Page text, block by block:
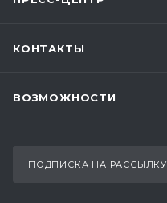
КОНТАКТЫ
ВОЗМОЖНОСТИ
ПОДПИСКА НА РАССЫЛКУ